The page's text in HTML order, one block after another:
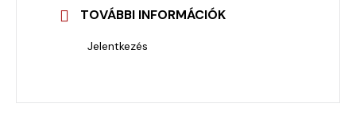
TOVÁBBI INFORMÁCIÓK
Jelentkezés